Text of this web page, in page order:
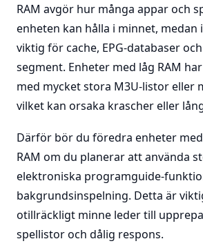
RAM avgör hur många appar och
enheten kan hålla i minnet,
viktig för cache, EPG-databaser
segment. Enheter med låg RAM
med mycket stora M3U-listor eller
vilket kan orsaka krascher eller
Därför bör du föredra enheter
RAM om du planerar att använda
elektroniska programguide-
bakgrundsinspelning. Detta är
otillräckligt minne leder till
spellistor och dålig respons.